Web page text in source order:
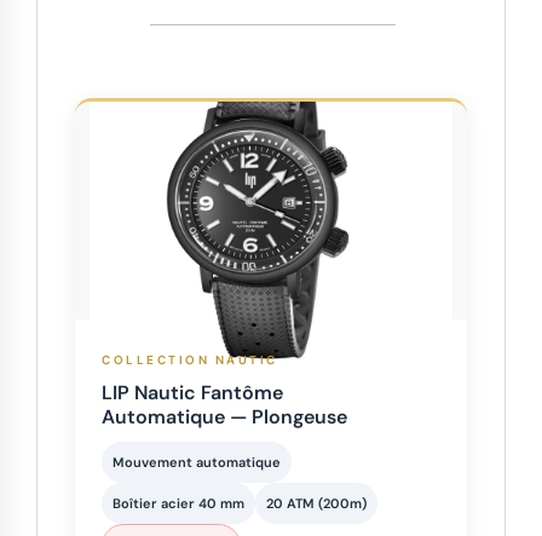
COLLECTION NAUTIC
LIP Nautic Fantôme
Automatique — Plongeuse
Mouvement automatique
Boîtier acier 40 mm 20 ATM (200m)